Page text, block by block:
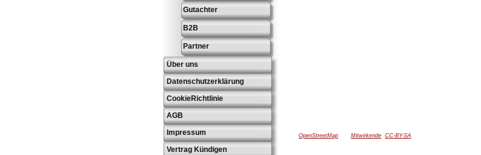
Gutachter
B2B
Partner
Über uns
Datenschutzerklärung
CookieRichtlinie
AGB
Impressum
Vertrag Kündigen
ï¿½OpenStreetMap undMitwirkende ,CC-BY-SA